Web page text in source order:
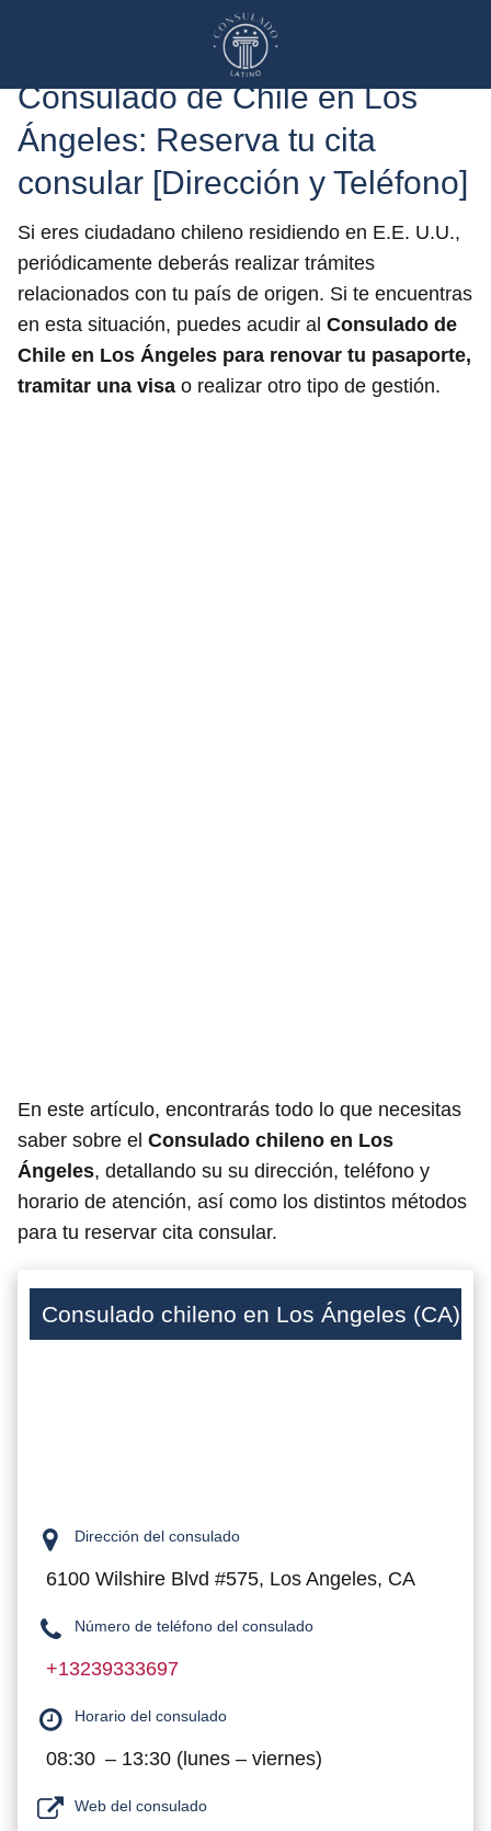
Consulado de Chile en Los
Ángeles: Reserva tu cita
consular [Dirección y Teléfono]
Si eres ciudadano chileno residiendo en E.E. U.U.,
periódicamente deberás realizar trámites
relacionados con tu país de origen. Si te encuentras
en esta situación, puedes acudir al Consulado de
Chile en Los Ángeles para renovar tu pasaporte,
tramitar una visa o realizar otro tipo de gestión.
En este artículo, encontrarás todo lo que necesitas
saber sobre el Consulado chileno en Los
Ángeles, detallando su su dirección, teléfono y
horario de atención, así como los distintos métodos
para tu reservar cita consular.
Consulado chileno en Los Ángeles (CA)
Dirección del consulado
6100 Wilshire Blvd #575, Los Angeles, CA
Número de teléfono del consulado
+13239333697
Horario del consulado
08:30 – 13:30 (lunes – viernes)
Web del consulado